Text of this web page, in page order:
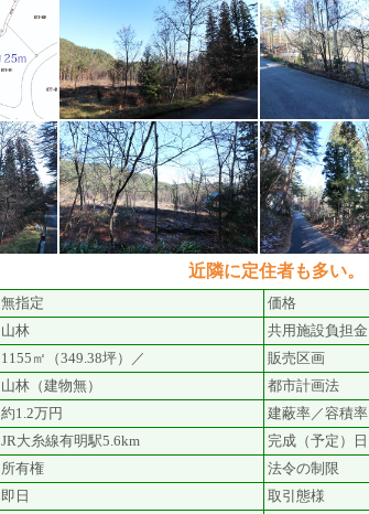
近隣に定住者も多い。
無指定 価格
山林
共用施設負担金
1155㎡（349.38坪）／ 販売区画
山林（建物無） 都市計画法
約1.2万円 建蔽率／容積率
JR大糸線有明駅5.6km 完成（予定）日
所有権 法令の制限
即日 取引態様